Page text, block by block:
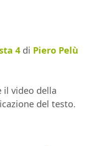
4di Piero Pelù
il video della
del testo.